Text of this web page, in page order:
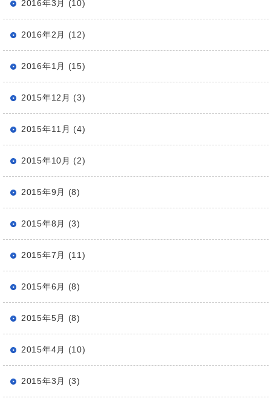
2016年3月 (10)
2016年2月 (12)
2016年1月 (15)
2015年12月 (3)
2015年11月 (4)
2015年10月 (2)
2015年9月 (8)
2015年8月 (3)
2015年7月 (11)
2015年6月 (8)
2015年5月 (8)
2015年4月 (10)
2015年3月 (3)